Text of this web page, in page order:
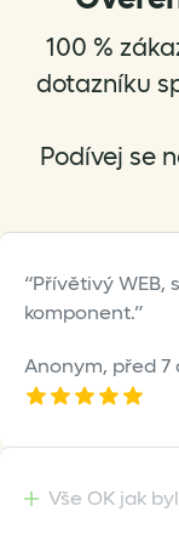
be
on
100 %
dotazníku
Podívej se
Přívětivý WEB,
komponent.
Anonym, před 7
Vše OK jak